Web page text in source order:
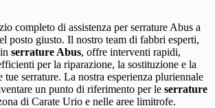
completo di assistenza per serrature Abus a
posto giusto. Il nostro team di fabbri esperti,
serrature Abus, offre interventi rapidi,
per la riparazione, la sostituzione e la
tue serrature. La nostra esperienza pluriennale
un punto di riferimento per le serrature
di Carate Urio e nelle aree limitrofe.